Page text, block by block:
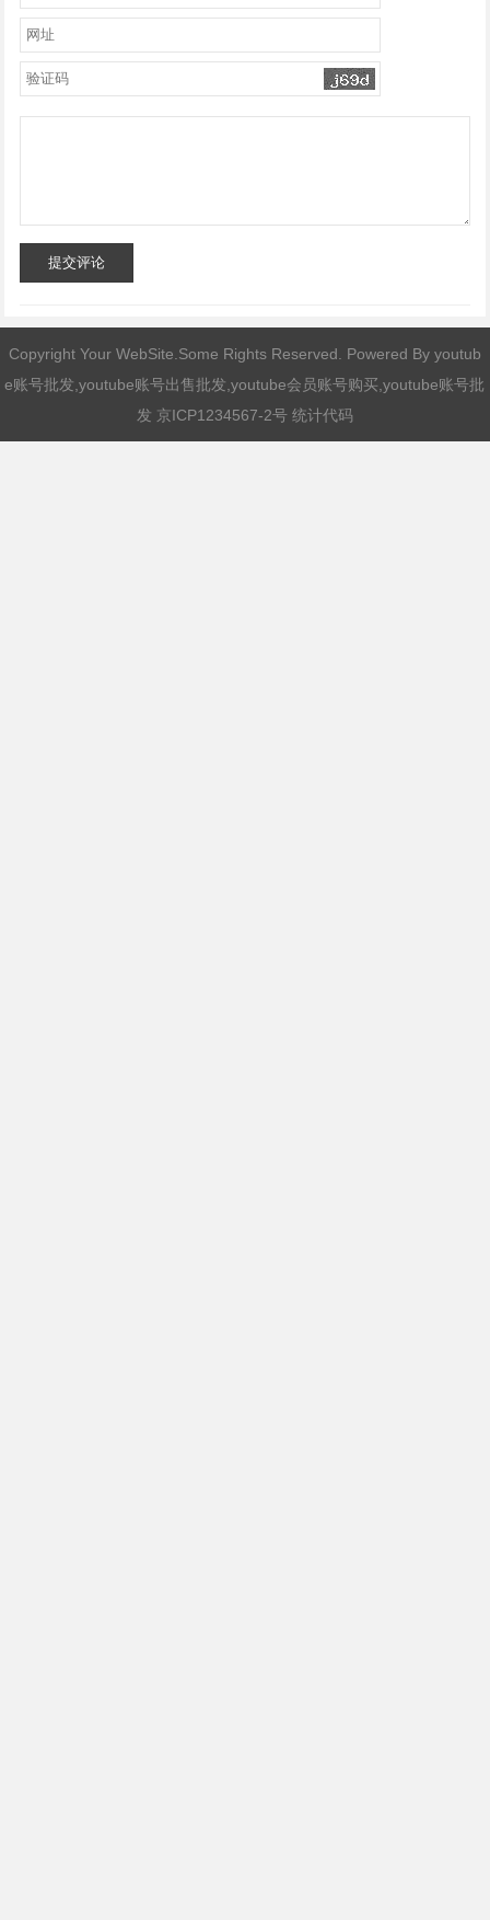
提交评论
Copyright Your WebSite.Some Rights Reserved. Powered By youtub
e账号批发,youtube账号出售批发,youtube会员账号购买,youtube账号批
发 京ICP1234567-2号 统计代码